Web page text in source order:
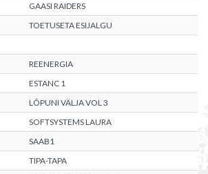
GAASI RAIDERS
TOETUSETA ESIJALGU
REENERGIA
ESTANC 1
LÕPUNI VÄLJA VOL 3
SOFTSYSTEMS LAURA
SAAB1
TIPA-TAPA